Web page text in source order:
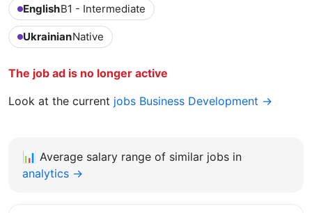
EnglishB1 - Intermediate
UkrainianNative
The job ad is no longer active
Look at the current jobs Business Development →
📊 Average salary range of similar jobs in
analytics →